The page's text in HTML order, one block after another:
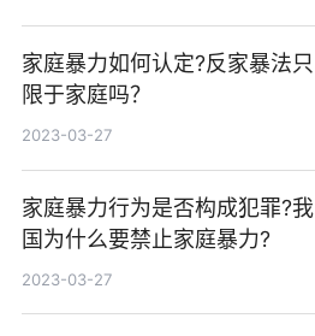
家庭暴力如何认定?反家暴法只
限于家庭吗？
2023-03-27
家庭暴力行为是否构成犯罪?我
国为什么要禁止家庭暴力?
2023-03-27